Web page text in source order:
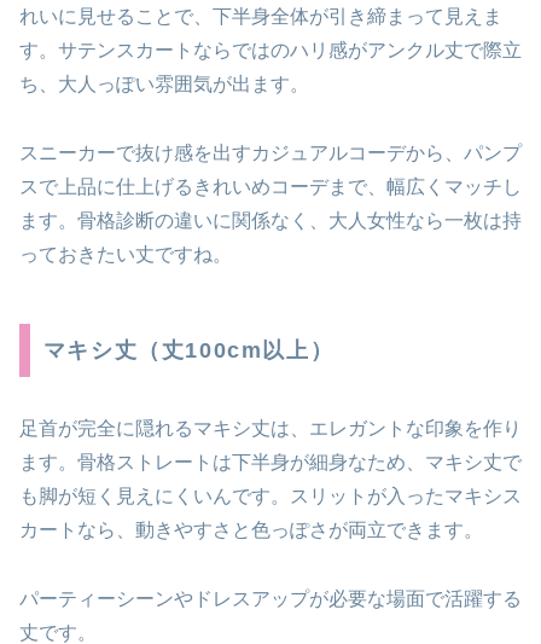
れいに見せることで、下半身全体が引き締まって見えま
す。サテンスカートならではのハリ感がアンクル丈で際立
ち、大人っぽい雰囲気が出ます。
スニーカーで抜け感を出すカジュアルコーデから、パンプ
スで上品に仕上げるきれいめコーデまで、幅広くマッチし
ます。骨格診断の違いに関係なく、大人女性なら一枚は持
っておきたい丈ですね。
マキシ丈（丈100cm以上）
足首が完全に隠れるマキシ丈は、エレガントな印象を作り
ます。骨格ストレートは下半身が細身なため、マキシ丈で
も脚が短く見えにくいんです。スリットが入ったマキシス
カートなら、動きやすさと色っぽさが両立できます。
パーティーシーンやドレスアップが必要な場面で活躍する
丈です。